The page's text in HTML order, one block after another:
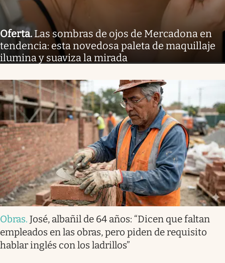
Oferta. Las sombras de ojos de Mercadona en
tendencia: esta novedosa paleta de maquillaje
ilumina y suaviza la mirada
Obras. José, albañil de 64 años: “Dicen que faltan
empleados en las obras, pero piden de requisito
hablar inglés con los ladrillos”